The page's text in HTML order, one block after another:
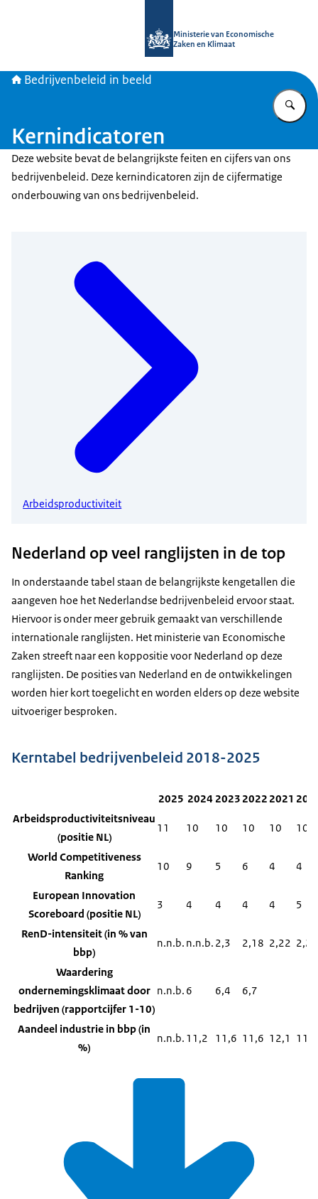
Ministerie van Economische
Zaken en Klimaat
Bedrijvenbeleid in beeld
Kernindicatoren
Deze website bevat de belangrijkste feiten en cijfers van ons
bedrijvenbeleid. Deze kernindicatoren zijn de cijfermatige
onderbouwing van ons bedrijvenbeleid.
Arbeidsproductiviteit
Nederland op veel ranglijsten in de top
In onderstaande tabel staan de belangrijkste kengetallen die
aangeven hoe het Nederlandse bedrijvenbeleid ervoor staat.
Hiervoor is onder meer gebruik gemaakt van verschillende
internationale ranglijsten. Het ministerie van Economische
Zaken streeft naar een koppositie voor Nederland op deze
ranglijsten. De posities van Nederland en de ontwikkelingen
worden hier kort toegelicht en worden elders op deze website
uitvoeriger besproken.
Kerntabel bedrijvenbeleid 2018-2025
2025 2024 2023 2022 2021
Arbeidsproductiviteitsniveau
(positie NL)
11 10 10 10 10 10
World Competitiveness
Ranking
10 9 5 6 4 4
European Innovation
Scoreboard (positie NL)
3 4 4 4 4 5
RenD-intensiteit (in % van
bbp)
n.n.b. n.n.b. 2,3 2,18 2,22 2,27
Waardering
ondernemingsklimaat door
bedrijven (rapportcijfer 1-10)
n.n.b. 6 6,4 6,7
Aandeel industrie in bbp (in
%)
n.n.b. 11,2 11,6 11,6 12,1 11,8